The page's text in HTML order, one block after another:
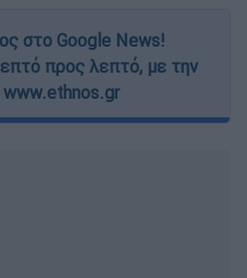
στο Google News!
προς λεπτό, με την